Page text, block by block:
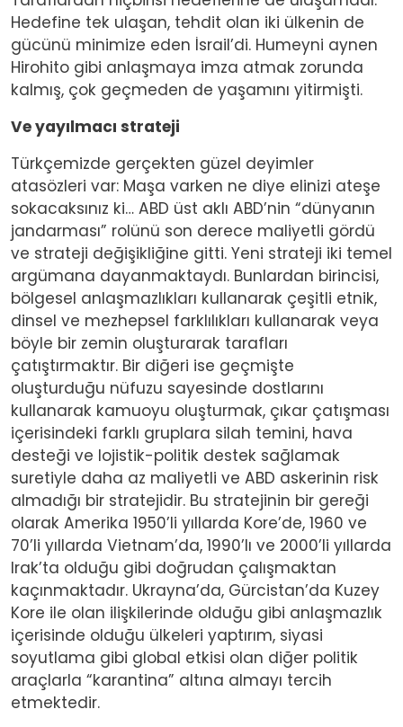
Hedefine tek ulaşan, tehdit olan iki ülkenin de
gücünü minimize eden İsrail’di. Humeyni aynen
Hirohito gibi anlaşmaya imza atmak zorunda
kalmış, çok geçmeden de yaşamını yitirmişti.
Ve yayılmacı strateji
Türkçemizde gerçekten güzel deyimler
atasözleri var: Maşa varken ne diye elinizi ateşe
sokacaksınız ki… ABD üst aklı ABD’nin “dünyanın
jandarması” rolünü son derece maliyetli gördü
ve strateji değişikliğine gitti. Yeni strateji iki temel
argümana dayanmaktaydı. Bunlardan birincisi,
bölgesel anlaşmazlıkları kullanarak çeşitli etnik,
dinsel ve mezhepsel farklılıkları kullanarak veya
böyle bir zemin oluşturarak tarafları
çatıştırmaktır. Bir diğeri ise geçmişte
oluşturduğu nüfuzu sayesinde dostlarını
kullanarak kamuoyu oluşturmak, çıkar çatışması
içerisindeki farklı gruplara silah temini, hava
desteği ve lojistik-politik destek sağlamak
suretiyle daha az maliyetli ve ABD askerinin risk
almadığı bir stratejidir. Bu stratejinin bir gereği
olarak Amerika 1950’li yıllarda Kore’de, 1960 ve
70’li yıllarda Vietnam’da, 1990’lı ve 2000’li yıllarda
Irak’ta olduğu gibi doğrudan çalışmaktan
kaçınmaktadır. Ukrayna’da, Gürcistan’da Kuzey
Kore ile olan ilişkilerinde olduğu gibi anlaşmazlık
içerisinde olduğu ülkeleri yaptırım, siyasi
soyutlama gibi global etkisi olan diğer politik
araçlarla “karantina” altına almayı tercih
etmektedir.